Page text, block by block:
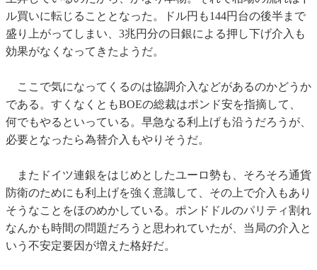
ル買いに転じることとなった。ドル円も144円台の後半まで
盛り上がってしまい、3兆円分の日銀による押し下げ介入も
効果がなくなってきたようだ。
ここで気になってくるのは協調介入などがあるのかどうか
である。すくなくともBOEの総裁はポンド安を指摘して、
何でもやるといっている。早急なる利上げも沿うだろうが、
必要となったら為替介入もやりそうだ。
またドイツ連銀をはじめとしたユーロ勢も、そろそろ通貨
防衛のためにも利上げを強く意識して、その上で介入もあり
そうなことをほのめかしている。ポンドドルのパリティ割れ
なんかも時間の問題だろうと思われていたが、当局の介入と
いう不安定要因が増えた格好だ。